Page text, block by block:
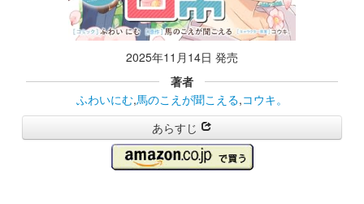
2025年11月14日 発売
著者
ふわいにむ,馬のこえが聞こえる,コウキ。
あらすじ